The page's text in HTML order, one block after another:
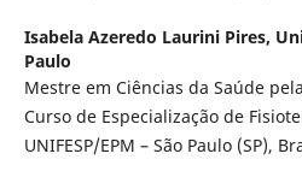
Isabela Azeredo Laurini Pires,
Paulo
Mestre em Ciências da Saúde
Curso de Especialização de
UNIFESP/EPM – São Paulo (SP),